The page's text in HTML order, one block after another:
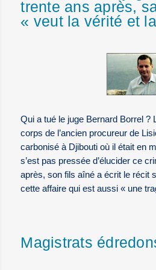
trente ans après,
« veut la vérité et
Qui a tué le juge Bernard Borrel ?
corps de l’ancien procureur de
carbonisé à Djibouti où il était en
s’est pas pressée d’élucider ce
après, son fils aîné a écrit le récit
cette affaire qui est aussi « une
Magistrats